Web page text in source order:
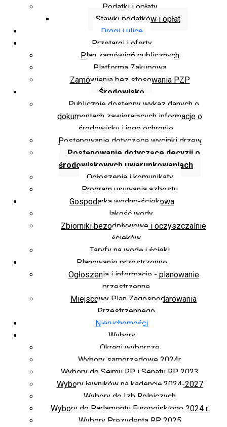
Podatki i opłaty
Stawki podatków i opłat
Drogi i ulice
Przetargi i oferty
Plan zamówień publicznych
Platforma Zakupowa
Zamówienia bez stosowania PZP
Środowisko
Publicznie dostępny wykaz danych o
dokumentach zawierających informacje o
środowisku i jego ochronie
Postępowanie dotyczące wycinki drzew
Postępowanie dotyczące decyzji o
środowiskowych uwarunkowaniach
Ogłoszenia i komunikaty
Program usuwania azbestu
Gospodarka wodno-ściekowa
Jakość wody
Zbiorniki bezodpływowe i oczyszczalnie
ścieków
Taryfy na wodę i ścieki
Planowanie przestrzenne
Ogłoszenia i informacje - planowanie
przestrzenne
Miejscowy Plan Zagospodarowania
Przestrzennego
Nieruchomości
Wybory
Okręgi wyborcze
Wybory samorządowe 2024r.
Wybory do Sejmu RP i Senatu RP 2023
Wybory ławników na kadencję 2024-2027
Wybory do Izb Rolniczych
Wybory do Parlamentu Europejskiego 2024 r.
Wybory Prezydenta RP 2025